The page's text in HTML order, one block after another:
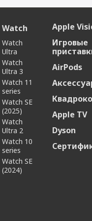
(Функция точного
и носители
Watch
Watch
Ultra
Watch
Ultra 3
Watch 11
series
Watch SE
(2025)
Watch
Ultra 2
Watch 10
series
Watch SE
(2024)
Apple
Игровые
AirPods
Apple TV
Dyson